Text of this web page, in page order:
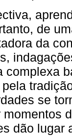
de
da
complexa
se
momentos
dão lugar